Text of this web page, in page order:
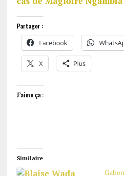
Partager :
Facebook
X Plus
J’aime ça :
Similaire